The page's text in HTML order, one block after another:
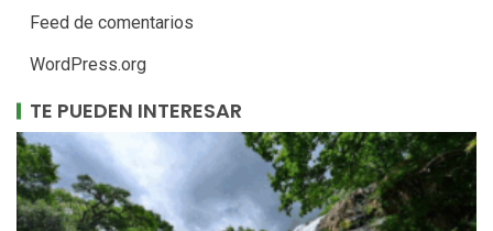
Feed de comentarios
WordPress.org
TE PUEDEN INTERESAR